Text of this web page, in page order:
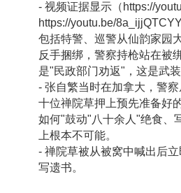
- 视频证据显示（ https://
https://youtu.be/8a_ijjQTCYY
包括特警、巡警从仙韵家园
反手捆绑，警察持枪站在
是"民政部门劝返"，这是武装
- 张自繁当时在加拿大，警
十位禅院草押上预先准备好
如何"鼓动"八十余人"绝食、
上根本不可能。
- 禅院草被从被窝中喊出后
写遗书。